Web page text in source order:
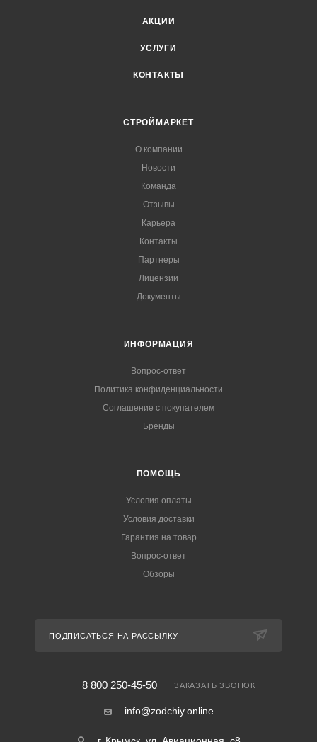
АКЦИИ
УСЛУГИ
КОНТАКТЫ
СТРОЙМАРКЕТ
О компании
Новости
Команда
Отзывы
Карьера
Контакты
Партнеры
Лицензии
Документы
ИНФОРМАЦИЯ
Вопрос-ответ
Политика конфиденциальности
Соглашение с покупателем
Бренды
ПОМОЩЬ
Условия оплаты
Условия доставки
Гарантия на товар
Вопрос-ответ
Обзоры
ПОДПИСАТЬСЯ НА РАССЫЛКУ
8 800 250-45-50 ЗАКАЗАТЬ ЗВОНОК
info@zodchiy.online